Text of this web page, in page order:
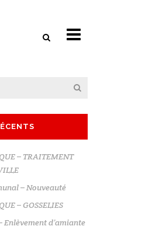
– TRAITEMENT
– Nouveauté
– GOSSELIES
Enlèvement d’amiante